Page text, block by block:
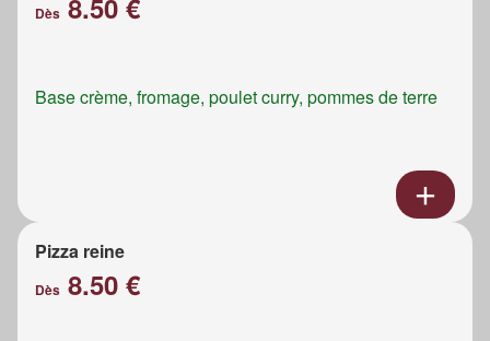
Dès 8.50 €
Base crème, fromage, poulet curry, pommes de terre
Pizza reine
Dès 8.50 €